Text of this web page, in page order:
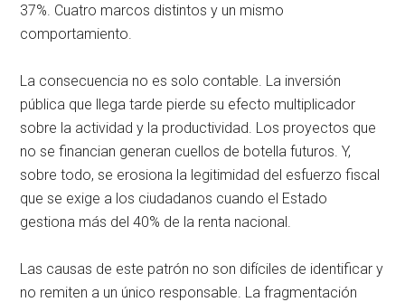
37%. Cuatro marcos distintos y un mismo
comportamiento.
La consecuencia no es solo contable. La inversión
pública que llega tarde pierde su efecto multiplicador
sobre la actividad y la productividad. Los proyectos que
no se financian generan cuellos de botella futuros. Y,
sobre todo, se erosiona la legitimidad del esfuerzo fiscal
que se exige a los ciudadanos cuando el Estado
gestiona más del 40% de la renta nacional.
Las causas de este patrón no son difíciles de identificar y
no remiten a un único responsable. La fragmentación